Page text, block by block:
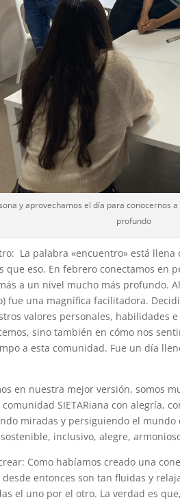
y aprovechamos el día para conocernos
profundo
La palabra «encuentro» está
que eso. En febrero conectamos en
a un nivel mucho más profundo.
fue una magnífica facilitadora.
valores personales, habilidades
sino también en cómo nos
a esta comunidad. Fue un día
en nuestra mejor versión, somos
comunidad SIETARiana con alegría,
miradas y persiguiendo el
inclusivo, alegre,
Como habíamos creado una
entonces son tan fluidas y
el uno por el otro. La verdad es